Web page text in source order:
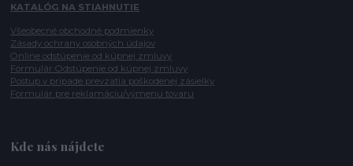
KATALÓG NA STIAHNUTIE
Všeobecné obchodné podmienky
Zásady ochrany osobných údajov
Online odstúpenie od kúpnej zmluvy
Formulár Odstúpenie od kúpnej zmluvy
Postup v prípade prevzatia poškodenej zásielky
Formulár pre reklamáciu/výmenu tovaru
Kde nás nájdete